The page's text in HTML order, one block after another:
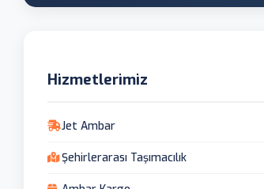
Hizmetlerimiz
Jet Ambar
Şehirlerarası Taşımacılık